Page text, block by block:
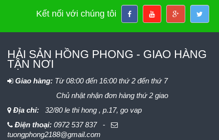
Kết nối với chúng tôi
HẢI SẢN HỒNG PHONG - GIAO HÀNG
TẬN NƠI
Giao hàng: Từ 08:00 đến 16:00 thứ 2 đến thứ 7
Chủ nhật nhận đơn hàng thứ 2 giao
Địa chỉ:
32/80 le thi hong , p.17, go vap
Điện thoại: 0972 537 837 -
tuongphong2188@gmail.com